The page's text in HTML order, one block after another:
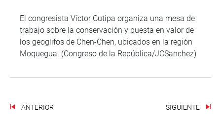
El congresista Víctor Cutipa organiza una mesa de
trabajo sobre la conservación y puesta en valor de
los geoglifos de Chen-Chen, ubicados en la región
Moquegua. (Congreso de la República/JCSanchez)
ANTERIOR SIGUIENTE